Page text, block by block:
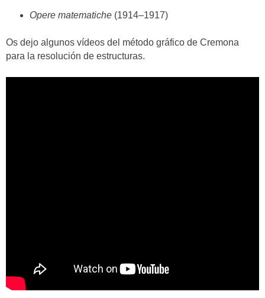
Opere matematiche (1914–1917)
Os dejo algunos vídeos del método gráfico de Cremona
para la resolución de estructuras.